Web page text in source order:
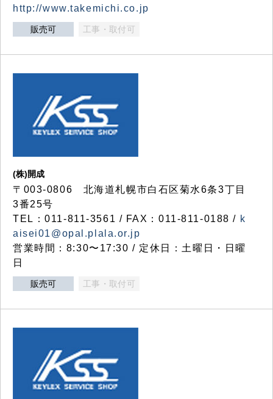
http://www.takemichi.co.jp
販売可 工事・取付可
(株)開成
〒003-0806 北海道札幌市白石区菊水6条3丁目
3番25号
TEL：011-811-3561 / FAX：011-811-0188 / k
aisei01@opal.plala.or.jp
営業時間：8:30〜17:30 / 定休日：土曜日・日曜
日
販売可 工事・取付可